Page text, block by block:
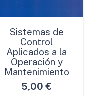
Sistemas de
Control
Aplicados a la
Operación y
Mantenimiento
5,00 €